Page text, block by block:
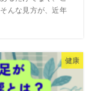
んな見方が、近年
健康